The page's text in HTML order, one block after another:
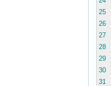
25
26
27
28
29
30
31